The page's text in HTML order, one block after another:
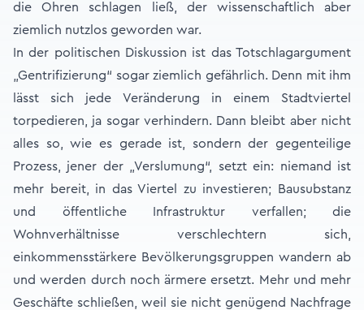
die Ohren schlagen ließ, der wissenschaftlich aber
ziemlich nutzlos geworden war.
In der politischen Diskussion ist das Totschlagargument
„Gentrifizierung“ sogar ziemlich gefährlich. Denn mit ihm
lässt sich jede Veränderung in einem Stadtviertel
torpedieren, ja sogar verhindern. Dann bleibt aber nicht
alles so, wie es gerade ist, sondern der gegenteilige
Prozess, jener der „Verslumung“, setzt ein: niemand ist
mehr bereit, in das Viertel zu investieren; Bausubstanz
und öffentliche Infrastruktur verfallen; die
Wohnverhältnisse verschlechtern sich,
einkommensstärkere Bevölkerungsgruppen wandern ab
und werden durch noch ärmere ersetzt. Mehr und mehr
Geschäfte schließen, weil sie nicht genügend Nachfrage